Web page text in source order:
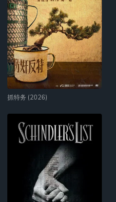
抓特务 (2026)